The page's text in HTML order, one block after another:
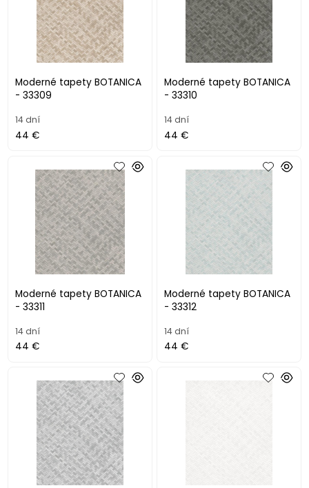
Moderné tapety BOTANICA
- 33309
14 dní
44 €
Moderné tapety BOTANICA
- 33310
14 dní
44 €
Moderné tapety BOTANICA
- 33311
14 dní
44 €
Moderné tapety BOTANICA
- 33312
14 dní
44 €